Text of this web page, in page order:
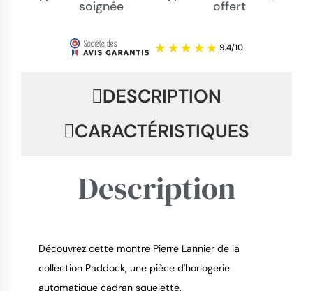
soignée
offert
DESCRIPTION
CARACTÉRISTIQUES
Description
Découvrez cette montre Pierre Lannier de la
collection Paddock, une pièce d'horlogerie
automatique cadran squelette.